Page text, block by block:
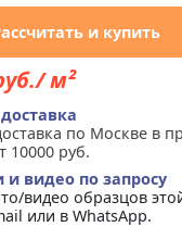
и купить
м²
по Москве в
10000 руб.
видео по запросу
видео образцов
или в WhatsApp.